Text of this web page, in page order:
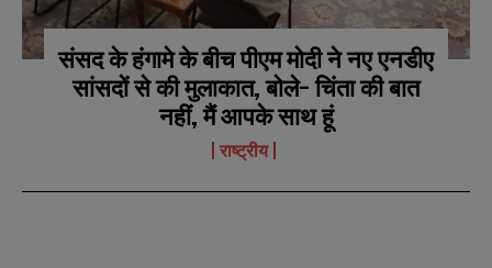
संसद के हंगामे के बीच पीएम मोदी ने नए एनडीए
सांसदों से की मुलाकात, बोले- चिंता की बात
नहीं, मैं आपके साथ हूं
राष्ट्रीय